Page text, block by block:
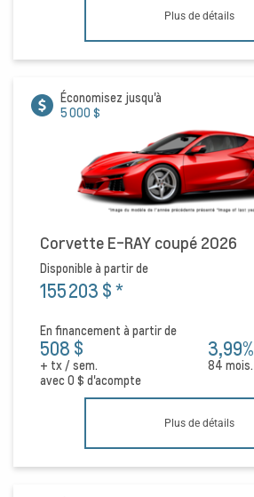
Plus de détails
Économisez jusqu'à
5 000 $
Corvette E-RAY coupé 2026
Disponible à partir de
155 203 $*
En financement à partir de
508 $
+ tx / sem.
3,99%
84 mois.
avec0 $ d'acompte
Plus de détails